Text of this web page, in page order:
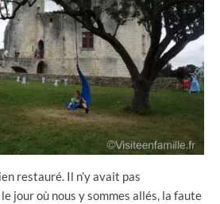
restauré. Il n’y avait pas
jour où nous y sommes allés, la faute